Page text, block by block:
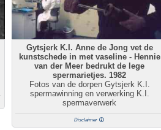
Gytsjerk K.I. Anne de Jong vet de
kunstschede in met vaseline - Hennie
van der Meer bedrukt de lege
spermarietjes. 1982
Fotos van de dorpen Gytsjerk K.I.
spermawinning en verwerking K.I.
spermaverwerk
Disclaimer